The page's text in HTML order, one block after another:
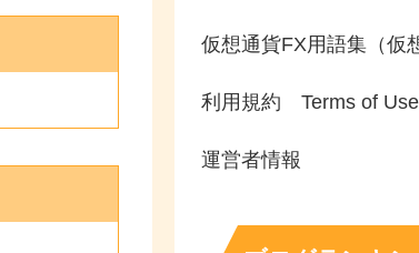
仮想通貨FX用語集（仮
利用規約 Terms of Use
運営者情報